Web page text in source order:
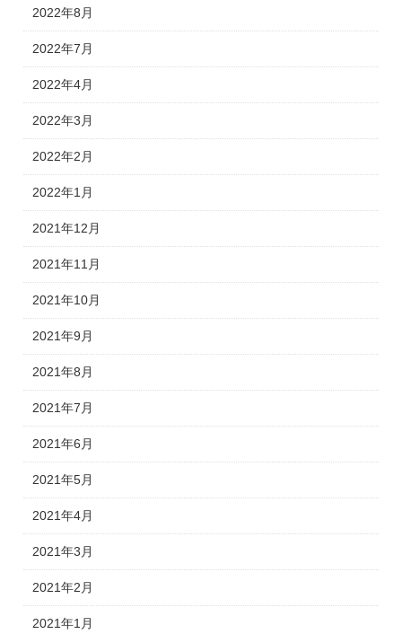
2022年8月
2022年7月
2022年4月
2022年3月
2022年2月
2022年1月
2021年12月
2021年11月
2021年10月
2021年9月
2021年8月
2021年7月
2021年6月
2021年5月
2021年4月
2021年3月
2021年2月
2021年1月